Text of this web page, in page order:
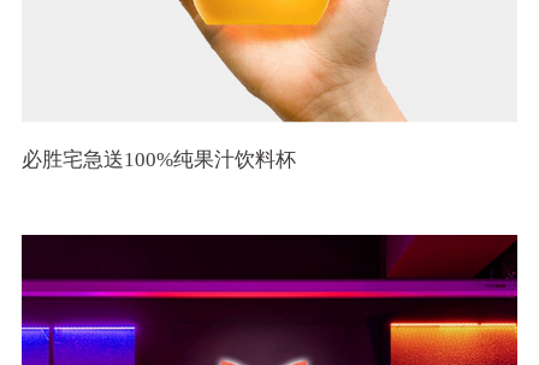
必胜宅急送100%纯果汁饮料杯